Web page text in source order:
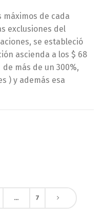
máximos de cada
exclusiones del
se estableció
ascienda a los $ 68
más de un 300%,
) y además esa
… 7